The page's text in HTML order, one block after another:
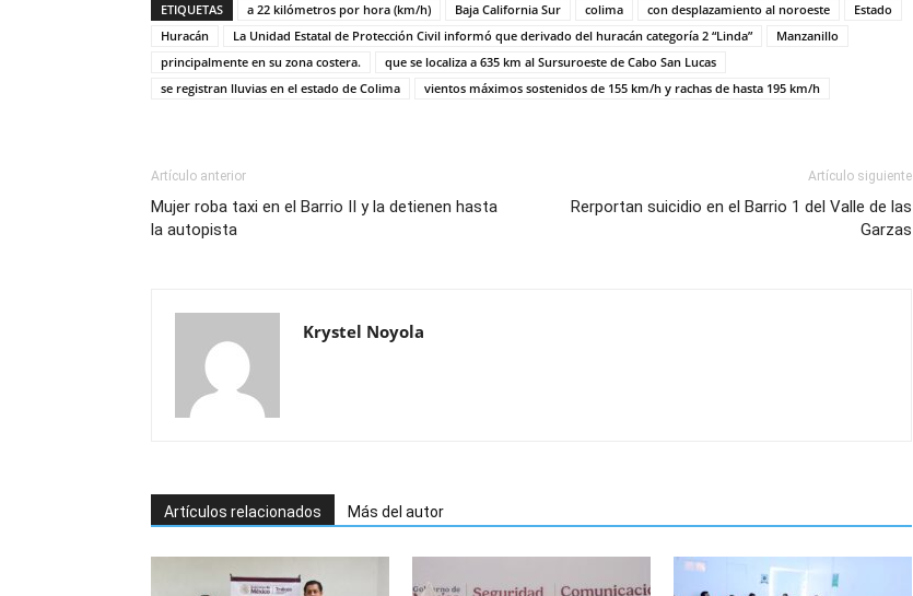
ETIQUETAS a 22 kilómetros por hora (km/h) Baja California Sur colima con desplazamiento al noroeste
Estado
Huracán
La Unidad Estatal de Protección Civil informó que derivado del huracán categoría 2 “Linda”
Manzanillo
principalmente en su zona costera.
que se localiza a 635 km al Sursuroeste de Cabo San Lucas
se registran lluvias en el estado de Colima
vientos máximos sostenidos de 155 km/h y rachas de hasta 195 km/h
Artículo anterior
Mujer roba taxi en el Barrio II y la detienen hasta
la autopista
Artículo siguiente
Rerportan suicidio en el Barrio 1 del Valle de las
Garzas
Krystel Noyola
Artículos relacionados Más del autor